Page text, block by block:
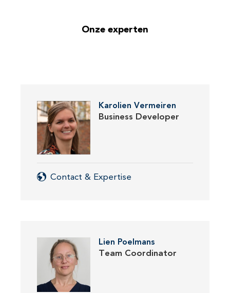
Onze experten
Karolien Vermeiren
Business Developer
Contact & Expertise
Lien Poelmans
Team Coordinator